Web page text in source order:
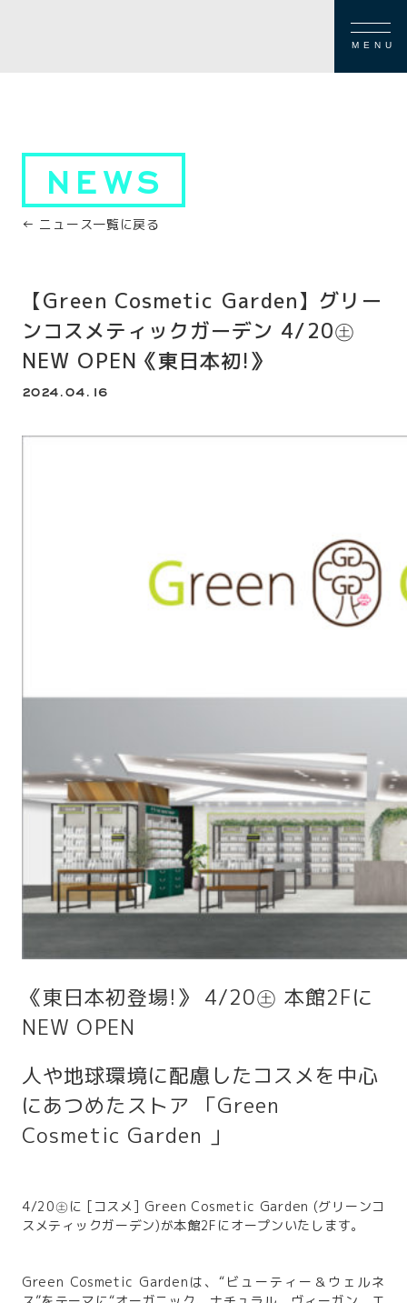
MENU
NEWS
← ニュース一覧に戻る
【Green Cosmetic Garden】グリー
ンコスメティックガーデン 4/20㊏
NEW OPEN《東日本初!》
2024.04.16
《東日本初登場!》 4/20㊏ 本館2Fに
NEW OPEN
人や地球環境に配慮したコスメを中心
にあつめたストア 「Green
Cosmetic Garden 」
4/20㊏に [コスメ] Green Cosmetic Garden (グリーンコ
スメティックガーデン)が本館2Fにオープンいたします。
Green Cosmetic Gardenは、“ビューティー＆ウェルネ